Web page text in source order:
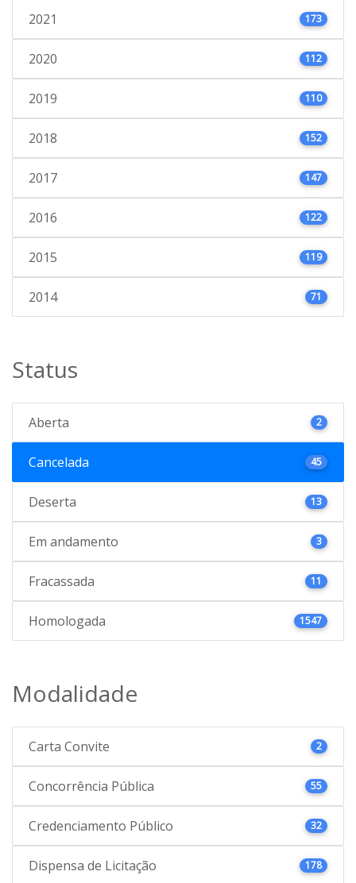
2021 173
2020 112
2019 110
2018 152
2017 147
2016 122
2015 119
2014 71
Status
Aberta 2
Cancelada 45
Deserta 13
Em andamento 3
Fracassada 11
Homologada 1547
Modalidade
Carta Convite 2
Concorrência Pública 55
Credenciamento Público 32
Dispensa de Licitação 178